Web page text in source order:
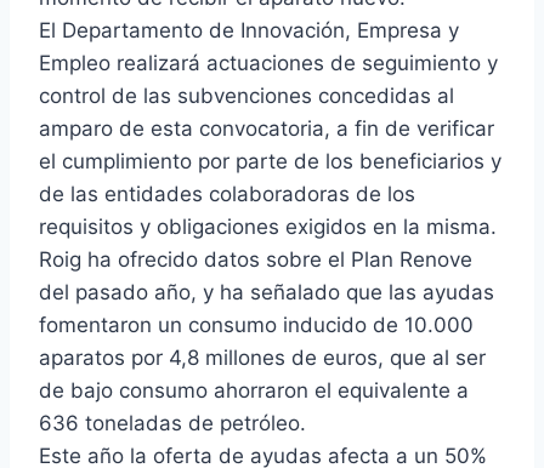
El Departamento de Innovación, Empresa y
Empleo realizará actuaciones de seguimiento y
control de las subvenciones concedidas al
amparo de esta convocatoria, a fin de verificar
el cumplimiento por parte de los beneficiarios y
de las entidades colaboradoras de los
requisitos y obligaciones exigidos en la misma.
Roig ha ofrecido datos sobre el Plan Renove
del pasado año, y ha señalado que las ayudas
fomentaron un consumo inducido de 10.000
aparatos por 4,8 millones de euros, que al ser
de bajo consumo ahorraron el equivalente a
636 toneladas de petróleo.
Este año la oferta de ayudas afecta a un 50%